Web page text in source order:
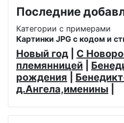
Последние
Категории с примерами
Картинки JPG с кодом и
Новый год
С
племянницей
рождения
д.Ангела,именины